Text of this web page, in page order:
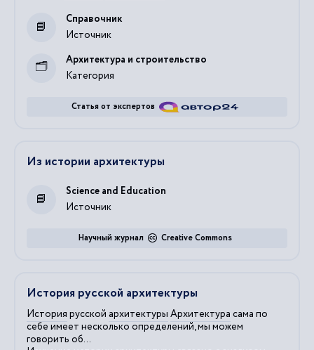
Источник
Справочник
Категория
Архитектура и строительство
Статья от экспертов
Из истории архитектуры
Источник
Science and Education
Creative Commons
Научный журнал
История русской архитектуры
История русской архитектуры Архитектура сама по
себе имеет несколько определений, мы можем
говорить об...